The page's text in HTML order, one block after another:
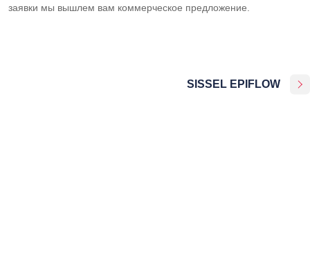
заявки мы вышлем вам коммерческое предложение.
SISSEL EPIFLOW